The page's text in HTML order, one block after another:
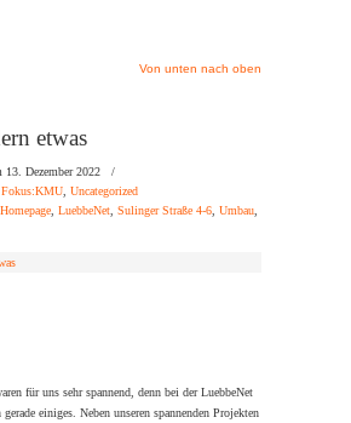
Von unten nach oben
etwas
13. Dezember 2022
/
Fokus:KMU, Uncategorized
Homepage, LuebbeNet, Sulinger Straße 4-6, Umbau,
für uns sehr spannend, denn bei der LuebbeNet
einiges. Neben unseren spannenden Projekten